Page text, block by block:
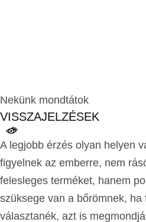
Nekünk mondtátok
VISSZAJELZÉSEK
A legjobb érzés olyan helyen
figyelnek az emberre, nem
felesleges terméket, hanem
szüksege van a bőrömnek, ha
választanék, azt is